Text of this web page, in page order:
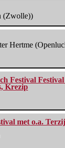
(Zwolle))
Hertme
Festival
Krezip
met o.a.